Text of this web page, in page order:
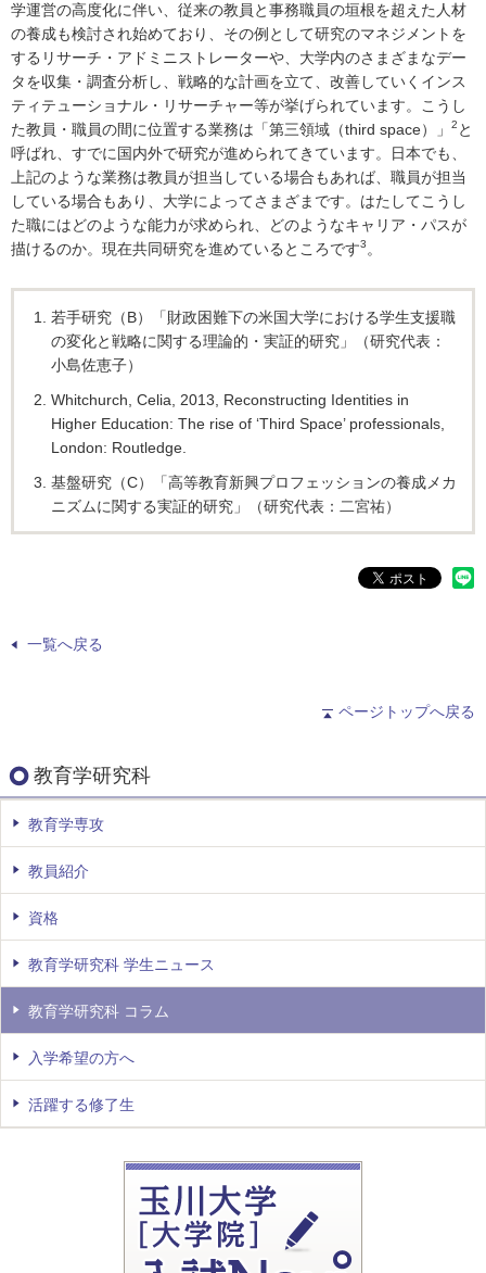
学運営の高度化に伴い、従来の教員と事務職員の垣根を超えた人材
の養成も検討され始めており、その例として研究のマネジメントを
するリサーチ・アドミニストレーターや、大学内のさまざまなデー
タを収集・調査分析し、戦略的な計画を立て、改善していくインス
ティテューショナル・リサーチャー等が挙げられています。こうし
た教員・職員の間に位置する業務は「第三領域（third space）」
2 と
呼ばれ、すでに国内外で研究が進められてきています。日本でも、
上記のような業務は教員が担当している場合もあれば、職員が担当
している場合もあり、大学によってさまざまです。はたしてこうし
た職にはどのような能力が求められ、どのようなキャリア・パスが
描けるのか。現在共同研究を進めているところです3 。
若手研究（B）「財政困難下の米国大学における学生支援職
の変化と戦略に関する理論的・実証的研究」（研究代表：
小島佐恵子）
Whitchurch, Celia, 2013, Reconstructing Identities in
Higher Education: The rise of ‘Third Space’ professionals,
London: Routledge.
基盤研究（C）「高等教育新興プロフェッションの養成メカ
ニズムに関する実証的研究」（研究代表：二宮祐）
一覧へ戻る
ページトップへ戻る
教育学研究科
教育学専攻
教員紹介
資格
教育学研究科 学生ニュース
教育学研究科 コラム
入学希望の方へ
活躍する修了生